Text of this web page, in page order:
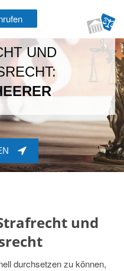
FÜR
UND
und
durchsetzen zu können,